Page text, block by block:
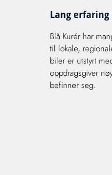
Lang erfaring
Blå Kurér har
til lokale,
biler er utstyrt
oppdragsgiver
befinner seg.